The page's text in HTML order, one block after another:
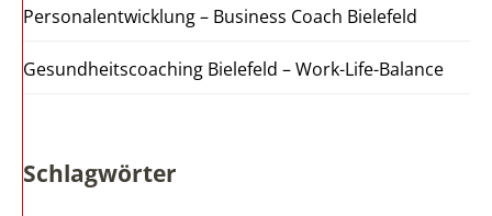
Personalentwicklung – Business Coach Bielefeld
Gesundheitscoaching Bielefeld – Work-Life-Balance
Schlagwörter